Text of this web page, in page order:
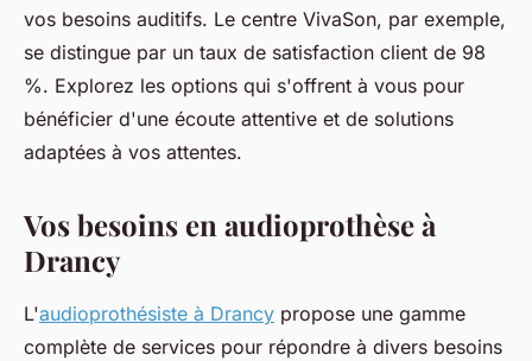
fabienne•8 avril 2025• 4 min de lecture
vos besoins auditifs. Le centre VivaSon, par exemple,
se distingue par un taux de satisfaction client de 98
%. Explorez les options qui s'offrent à vous pour
bénéficier d'une écoute attentive et de solutions
adaptées à vos attentes.
Vos besoins en audioprothèse à
Drancy
L'audioprothésiste à Drancy propose une gamme
complète de services pour répondre à divers besoins